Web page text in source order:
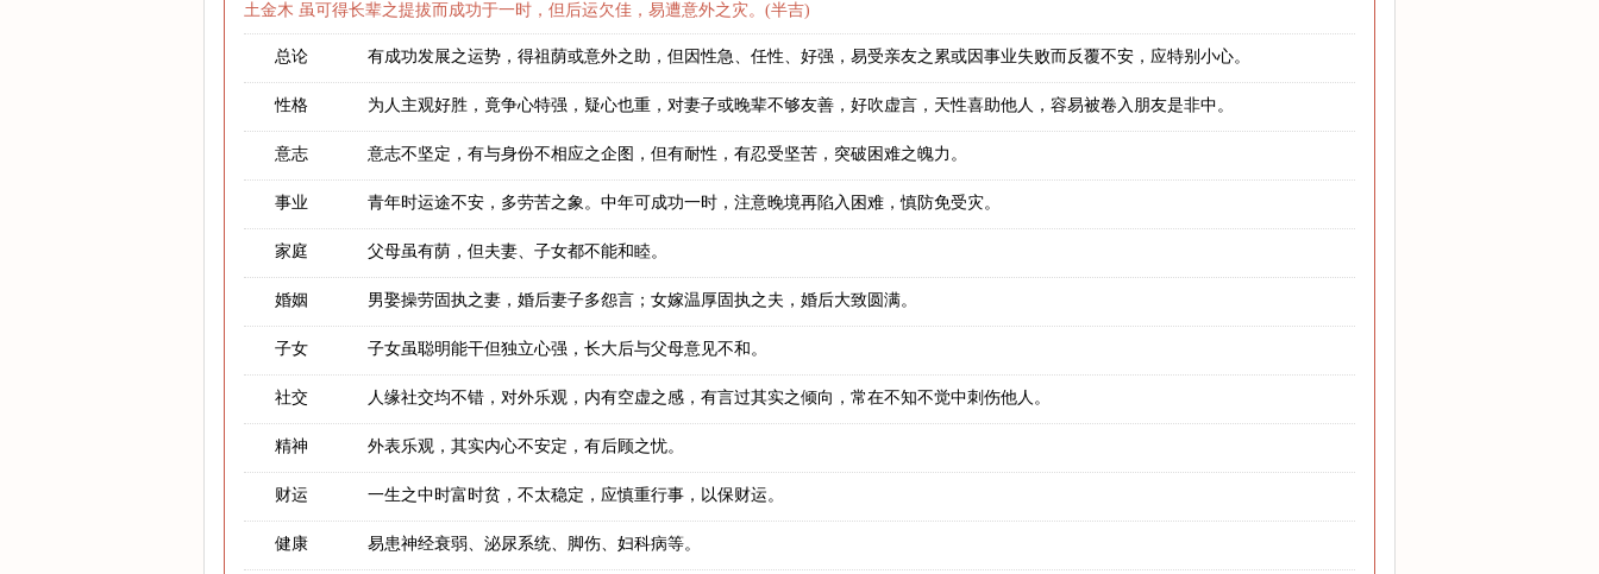
土金木 虽可得长辈之提拔而成功于一时，但后运欠佳，易遭意外之灾。(半吉)
总论 有成功发展之运势，得祖荫或意外之助，但因性急、任性、好强，易受亲友之累或因事业失败而反覆不安，应特别小心。
性格 为人主观好胜，竟争心特强，疑心也重，对妻子或晚辈不够友善，好吹虚言，天性喜助他人，容易被卷入朋友是非中。
意志 意志不坚定，有与身份不相应之企图，但有耐性，有忍受坚苦，突破困难之魄力。
事业 青年时运途不安，多劳苦之象。中年可成功一时，注意晚境再陷入困难，慎防免受灾。
家庭 父母虽有荫，但夫妻、子女都不能和睦。
婚姻 男娶操劳固执之妻，婚后妻子多怨言；女嫁温厚固执之夫，婚后大致圆满。
子女 子女虽聪明能干但独立心强，长大后与父母意见不和。
社交 人缘社交均不错，对外乐观，内有空虚之感，有言过其实之倾向，常在不知不觉中刺伤他人。
精神 外表乐观，其实内心不安定，有后顾之忧。
财运 一生之中时富时贫，不太稳定，应慎重行事，以保财运。
健康 易患神经衰弱、泌尿系统、脚伤、妇科病等。